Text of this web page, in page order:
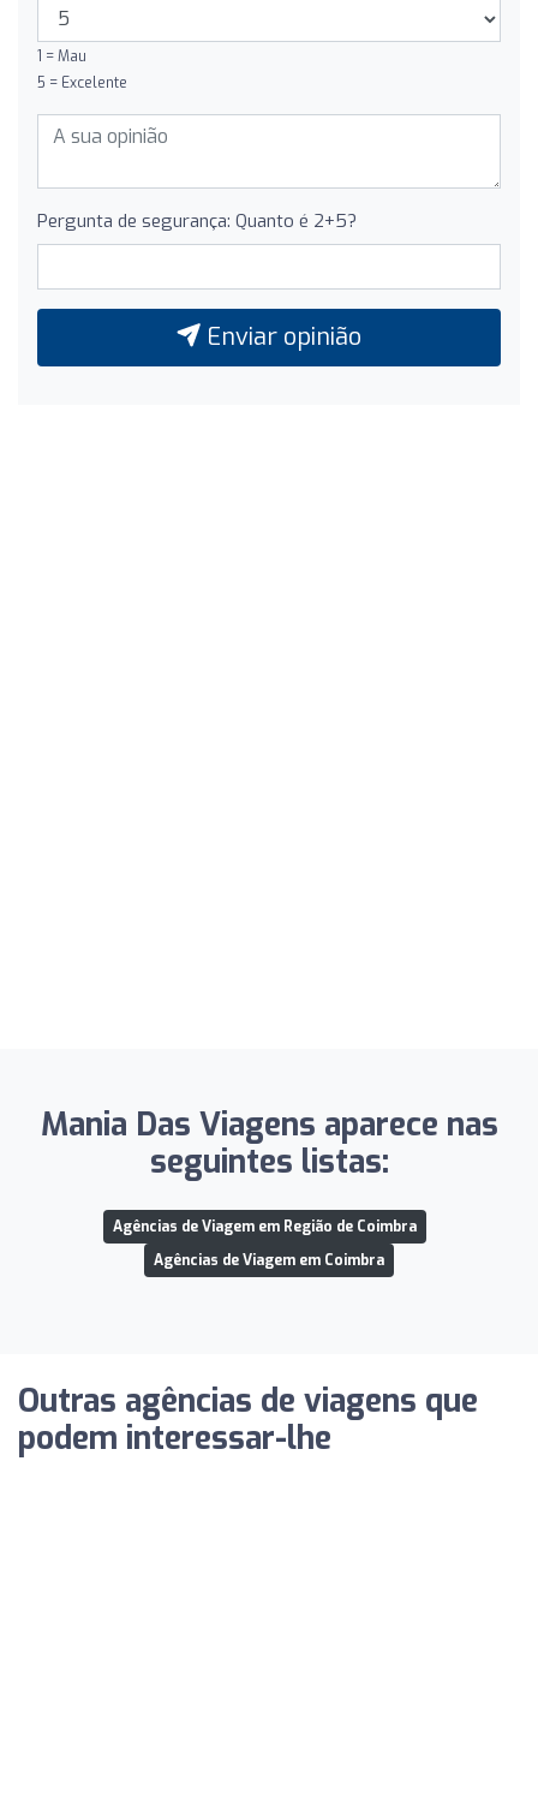
1 = Mau
5 = Excelente
Pergunta de segurança: Quanto é 2+5?
Enviar opinião
Mania Das Viagens aparece nas
seguintes listas:
Agências de Viagem em Região de Coimbra
Agências de Viagem em Coimbra
Outras agências de viagens que
podem interessar-lhe